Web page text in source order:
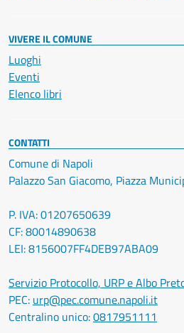
VIVERE IL COMUNE
Luoghi
Eventi
Elenco libri
CONTATTI
Comune di Napoli
Palazzo San Giacomo, Piazza
P. IVA: 01207650639
CF: 80014890638
LEI: 8156007FF4DEB97ABA09
Servizio Protocollo, URP e Albo
PEC: urp@pec.comune.napoli.it
Centralino unico:0817951111